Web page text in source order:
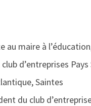
au maire à
d’entreprises
Saintes
du club